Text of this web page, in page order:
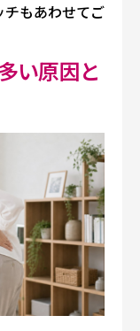
チもあわせてご
い原因と